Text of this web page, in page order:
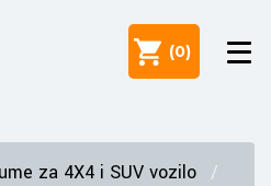
(0)
za 4X4 i SUV vozilo